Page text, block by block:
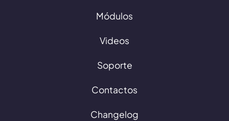
Módulos
Videos
Soporte
Contactos
Changelog